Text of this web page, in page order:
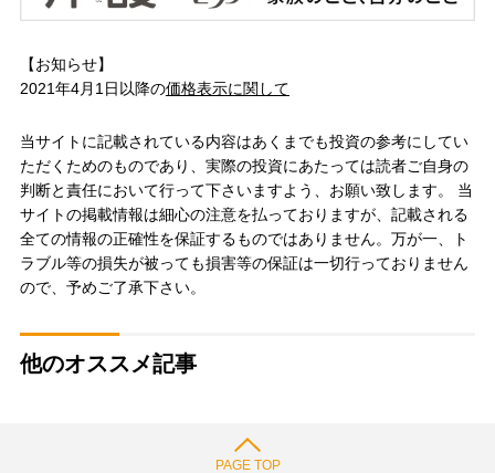
【お知らせ】
2021年4月1日以降の価格表示に関して
当サイトに記載されている内容はあくまでも投資の参考にしてい
ただくためのものであり、実際の投資にあたっては読者ご自身の
判断と責任において行って下さいますよう、お願い致します。 当
サイトの掲載情報は細心の注意を払っておりますが、記載される
全ての情報の正確性を保証するものではありません。万が一、ト
ラブル等の損失が被っても損害等の保証は一切行っておりません
ので、予めご了承下さい。
他のオススメ記事
PAGE TOP